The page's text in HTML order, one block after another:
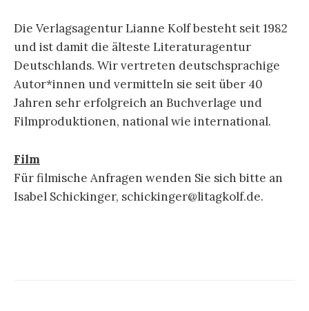
Die Verlagsagentur Lianne Kolf besteht seit 1982
und ist damit die älteste Literaturagentur
Deutschlands. Wir vertreten deutschsprachige
Autor*innen und vermitteln sie seit über 40
Jahren sehr erfolgreich an Buchverlage und
Filmproduktionen, national wie international.
Film
Für filmische Anfragen wenden Sie sich bitte an
Isabel Schickinger, schickinger@litagkolf.de.